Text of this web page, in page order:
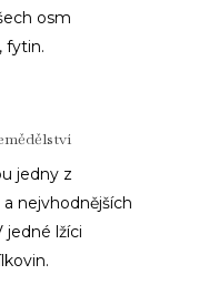
osm
fytin.
jedny z
nejvhodnějších
jedné lžíci